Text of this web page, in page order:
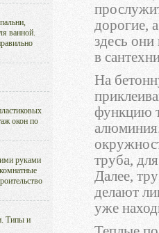
ванной.
окон по
руками
Типы и
дорогие,
здесь
в
На
функцию
труба,
Далее,
делают
уже